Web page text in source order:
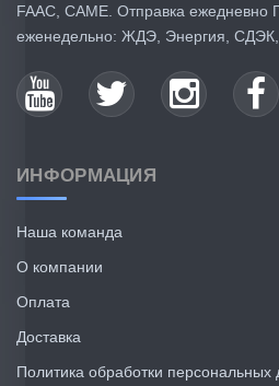
FAAC, CAME. Отправка ежедневно
еженедельно: ЖДЭ, Энергия, СДЭК,
ИНФОРМАЦИЯ
Наша команда
О компании
Оплата
Доставка
Политика обработки